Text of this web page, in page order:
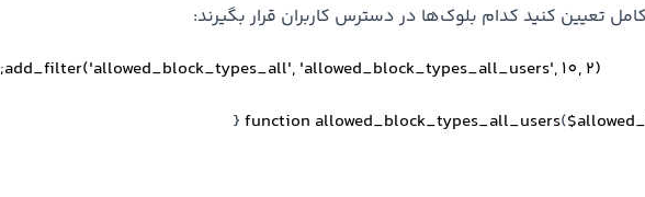
تعیین کنید کدام بلوک‌ها در دسترس کاربران قرار بگیرند:
add_filter('allowed_block_types_all', 'allowed_block_types_all_users', 10, 2);
function allowed_block_types_all_users(